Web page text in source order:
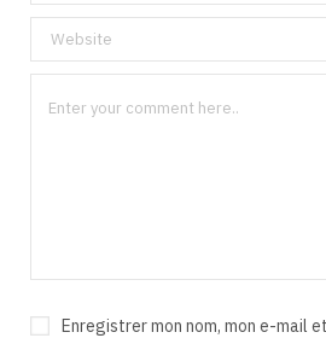
Enregistrer mon nom, mon e-mail